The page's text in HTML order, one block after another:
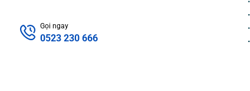
Gọi ngay
0523 230 666